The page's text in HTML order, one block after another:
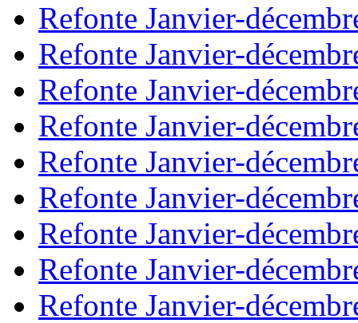
Refonte Janvier-
Refonte Janvier-
Refonte Janvier-
Refonte Janvier-
Refonte Janvier-
Refonte Janvier-
Refonte Janvier-
Refonte Janvier-
Refonte Janvier-